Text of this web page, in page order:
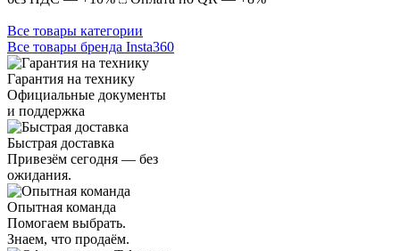
Все товары категории
Все товары бренда Insta360
Гарантия на технику
Официальные документы
и поддержка
Быстрая доставка
Привезём сегодня — без
ожидания.
Опытная команда
Помогаем выбрать.
Знаем, что продаём.